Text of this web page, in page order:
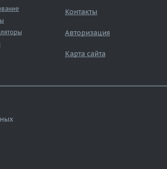
Контакты
Авторизация
Карта сайта